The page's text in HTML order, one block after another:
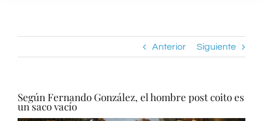
Anterior Siguiente
Según Fernando González, el hombre post coito es
un saco vacío